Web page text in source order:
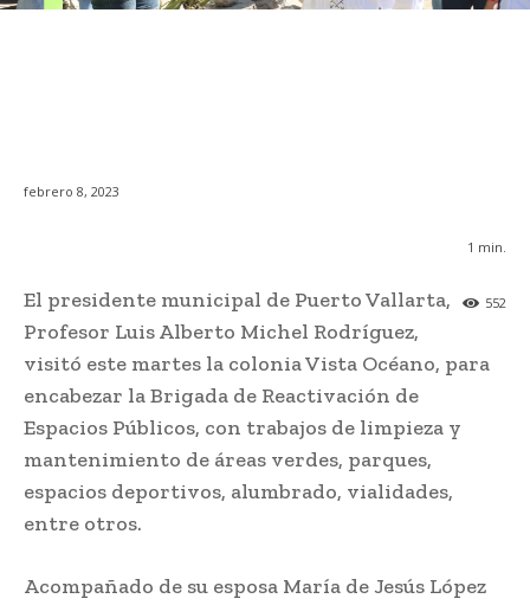
febrero 8, 2023
1 min.
552
El presidente municipal de Puerto Vallarta,
Profesor Luis Alberto Michel Rodríguez,
visitó este martes la colonia Vista Océano, para
encabezar la Brigada de Reactivación de
Espacios Públicos, con trabajos de limpieza y
mantenimiento de áreas verdes, parques,
espacios deportivos, alumbrado, vialidades,
entre otros.
Acompañado de su esposa María de Jesús López